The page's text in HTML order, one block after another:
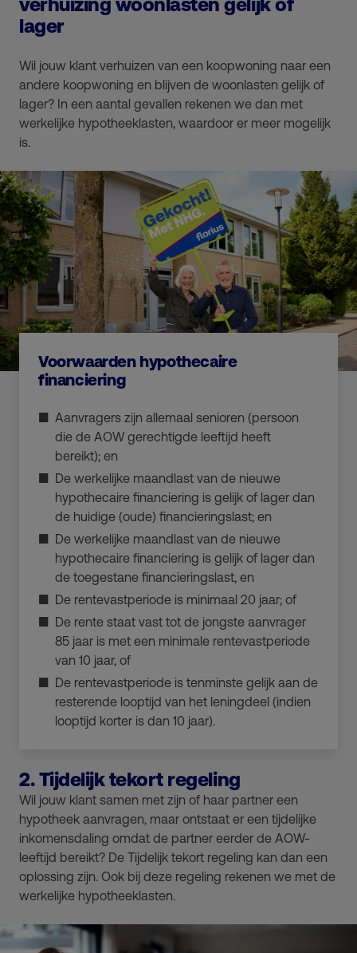
lager
Wil jouw klant verhuizen van een koopwoning naar een
andere koopwoning en blijven de woonlasten gelijk of
lager? In een aantal gevallen rekenen we dan met
werkelijke hypotheeklasten, waardoor er meer mogelijk
is.
Voorwaarden hypothecaire
financiering
Aanvragers zijn allemaal senioren (persoon
die de AOW gerechtigde leeftijd heeft
bereikt); en
De werkelijke maandlast van de nieuwe
hypothecaire financiering is gelijk of lager dan
de huidige (oude) financieringslast; en
De werkelijke maandlast van de nieuwe
hypothecaire financiering is gelijk of lager dan
de toegestane financieringslast, en
De rentevastperiode is minimaal 20 jaar; of
De rente staat vast tot de jongste aanvrager
85 jaar is met een minimale rentevastperiode
van 10 jaar, of
De rentevastperiode is tenminste gelijk aan de
resterende looptijd van het leningdeel (indien
looptijd korter is dan 10 jaar).
2. Tijdelijk tekort regeling
Wil jouw klant samen met zijn of haar partner een
hypotheek aanvragen, maar ontstaat er een tijdelijke
inkomensdaling omdat de partner eerder de AOW-
leeftijd bereikt? De Tijdelijk tekort regeling kan dan een
oplossing zijn. Ook bij deze regeling rekenen we met de
werkelijke hypotheeklasten.